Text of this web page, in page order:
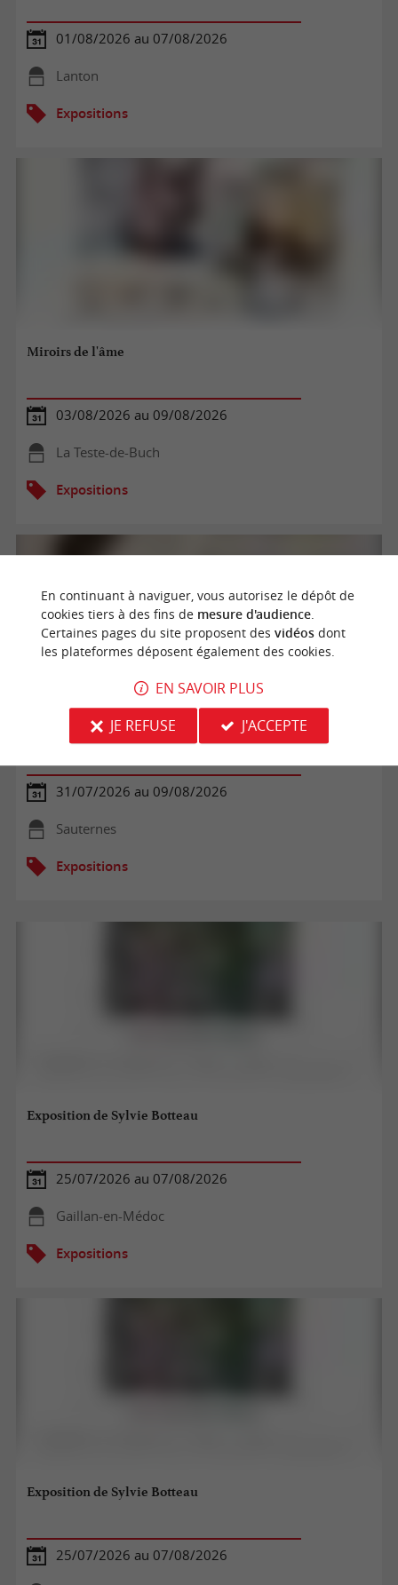
01/08/2026 au 07/08/2026
Lanton
Expositions
Miroirs de l'âme
03/08/2026 au 09/08/2026
La Teste-de-Buch
Expositions
Exposition Artistes dans la vigne
31/07/2026 au 09/08/2026
Sauternes
Expositions
Exposition de Sylvie Botteau
25/07/2026 au 07/08/2026
Gaillan-en-Médoc
Expositions
Exposition de Sylvie Botteau
25/07/2026 au 07/08/2026
En continuant à naviguer, vous autorisez le dépôt de
cookies tiers à des fins de mesure d'audience.
Certaines pages du site proposent des vidéosdont
les plateformes déposent également des cookies.
EN SAVOIR PLUS
JE REFUSE
J'ACCEPTE